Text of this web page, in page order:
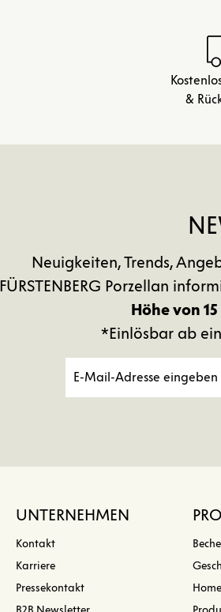
&
Neuigkeiten, Trends,
FÜRSTENBERG Porzellan
Höhe von
*Einlösbar ab
UNTERNEHMEN
Kontakt
Karriere
Pressekontakt